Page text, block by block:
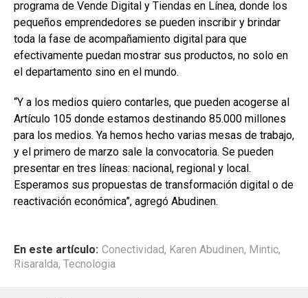
programa de Vende Digital y Tiendas en Línea, donde los
pequeños emprendedores se pueden inscribir y brindar
toda la fase de acompañamiento digital para que
efectivamente puedan mostrar sus productos, no solo en
el departamento sino en el mundo.
“Y a los medios quiero contarles, que pueden acogerse al
Artículo 105 donde estamos destinando 85.000 millones
para los medios. Ya hemos hecho varias mesas de trabajo,
y el primero de marzo sale la convocatoria. Se pueden
presentar en tres líneas: nacional, regional y local.
Esperamos sus propuestas de transformación digital o de
reactivación económica”, agregó Abudinen.
En este artículo: Conectividad, Karen Abudinen, Mintic,
Risaralda, Tecnologia